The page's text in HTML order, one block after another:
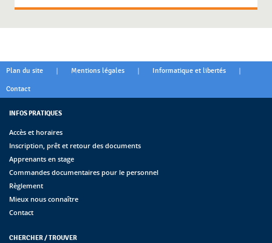
Plan du site | Mentions légales | Informatique et libertés |
Contact
INFOS PRATIQUES
Accès et horaires
Inscription, prêt et retour des documents
Apprenants en stage
Commandes documentaires pour le personnel
Règlement
Mieux nous connaître
Contact
CHERCHER / TROUVER